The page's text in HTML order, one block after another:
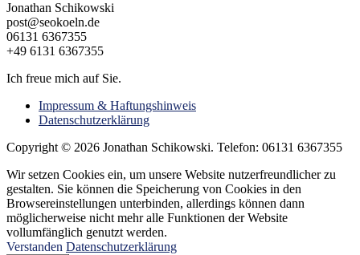
Jonathan Schikowski
post@seokoeln.de
06131 6367355
+49 6131 6367355
Ich freue mich auf Sie.
Impressum & Haftungshinweis
Datenschutzerklärung
Copyright © 2026 Jonathan Schikowski. Telefon: 06131 6367355
Wir setzen Cookies ein, um unsere Website nutzerfreundlicher zu
gestalten. Sie können die Speicherung von Cookies in den
Browsereinstellungen unterbinden, allerdings können dann
möglicherweise nicht mehr alle Funktionen der Website
vollumfänglich genutzt werden.
Verstanden Datenschutzerklärung